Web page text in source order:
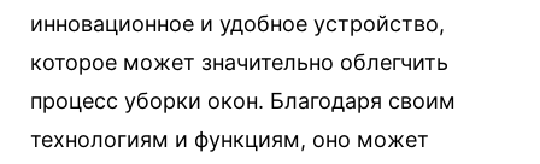
инновационное и удобное устройство,
которое может значительно облегчить
процесс уборки окон. Благодаря своим
технологиям и функциям, оно может